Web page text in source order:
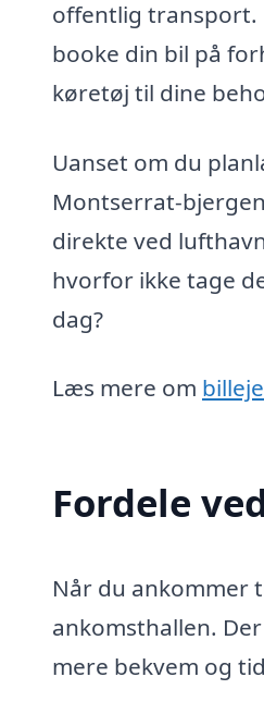
offentlig transport.
booke din bil på
køretøj til dine
Uanset om du
Montserrat-
direkte ved
hvorfor ikke tage
dag?
Læs mere om
Fordele
Når du ankommer
ankomsthallen.
mere bekvem og